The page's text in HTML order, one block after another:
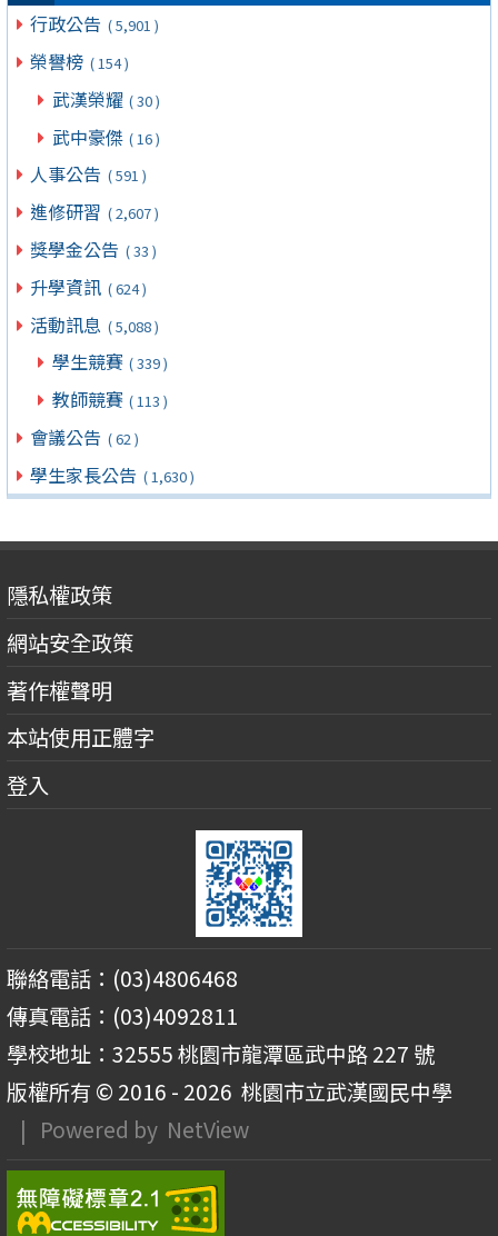
行政公告 ( 5,901 )
榮譽榜 ( 154 )
武漢榮耀 ( 30 )
武中豪傑 ( 16 )
人事公告 ( 591 )
進修研習 ( 2,607 )
獎學金公告 ( 33 )
升學資訊 ( 624 )
活動訊息 ( 5,088 )
學生競賽 ( 339 )
教師競賽 ( 113 )
會議公告 ( 62 )
學生家長公告 ( 1,630 )
隱私權政策
網站安全政策
著作權聲明
本站使用正體字
登入
聯絡電話：(03)4806468
傳真電話：(03)4092811
學校地址：32555 桃園市龍潭區武中路 227 號
版權所有 © 2016 - 2026 桃園市立武漢國民中學
| Powered by NetView